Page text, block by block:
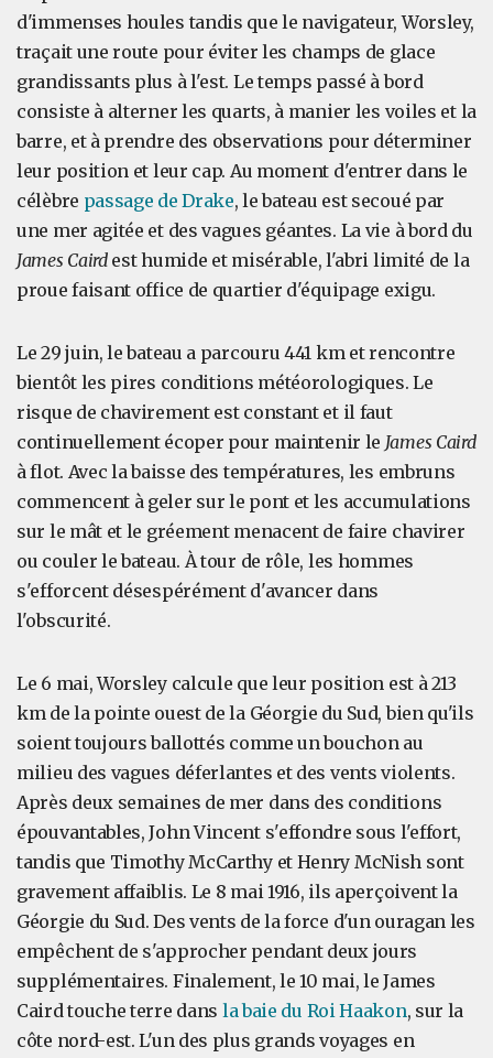
d'immenses houles tandis que le navigateur, Worsley,
traçait une route pour éviter les champs de glace
grandissants plus à l'est. Le temps passé à bord
consiste à alterner les quarts, à manier les voiles et la
barre, et à prendre des observations pour déterminer
leur position et leur cap. Au moment d'entrer dans le
célèbre passage de Drake, le bateau est secoué par
une mer agitée et des vagues géantes. La vie à bord du
James Cairdest humide et misérable, l'abri limité de la
proue faisant office de quartier d'équipage exigu.
Le 29 juin, le bateau a parcouru 441 km et rencontre
bientôt les pires conditions météorologiques. Le
risque de chavirement est constant et il faut
continuellement écoper pour maintenir le James Caird
à flot. Avec la baisse des températures, les embruns
commencent à geler sur le pont et les accumulations
sur le mât et le gréement menacent de faire chavirer
ou couler le bateau. À tour de rôle, les hommes
s'efforcent désespérément d'avancer dans
l'obscurité.
Le 6 mai, Worsley calcule que leur position est à 213
km de la pointe ouest de la Géorgie du Sud, bien qu'ils
soient toujours ballottés comme un bouchon au
milieu des vagues déferlantes et des vents violents.
Après deux semaines de mer dans des conditions
épouvantables, John Vincent s'effondre sous l'effort,
tandis que Timothy McCarthy et Henry McNish sont
gravement affaiblis. Le 8 mai 1916, ils aperçoivent la
Géorgie du Sud. Des vents de la force d'un ouragan les
empêchent de s'approcher pendant deux jours
supplémentaires. Finalement, le 10 mai, le James
Caird touche terre dans la baie du Roi Haakon, sur la
côte nord-est. L'un des plus grands voyages en